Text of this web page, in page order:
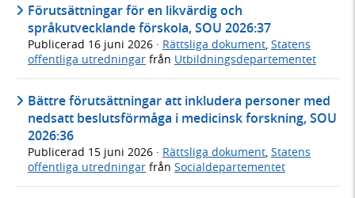
Förutsättningar för en likvärdig och
språkutvecklande förskola, SOU 2026:37
Publicerad 16 juni 2026 · Rättsliga dokument, Statens
offentliga utredningar från Utbildningsdepartementet
Bättre förutsättningar att inkludera personer med
nedsatt beslutsförmåga i medicinsk forskning, SOU
2026:36
Publicerad 15 juni 2026 · Rättsliga dokument Statens
offentliga utredningar från Socialdepartementet